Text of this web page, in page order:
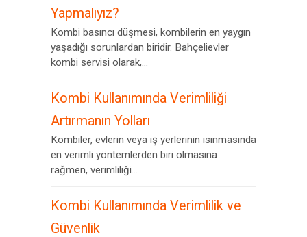
Yapmalıyız?
Kombi basıncı düşmesi, kombilerin en yaygın
yaşadığı sorunlardan biridir. Bahçelievler
kombi servisi olarak,...
Kombi Kullanımında Verimliliği
Artırmanın Yolları
Kombiler, evlerin veya iş yerlerinin ısınmasında
en verimli yöntemlerden biri olmasına
rağmen, verimliliği...
Kombi Kullanımında Verimlilik ve
Güvenlik